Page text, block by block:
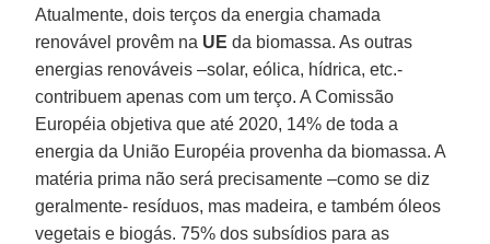
Atualmente, dois terços da energia chamada
renovável provêm na UEda biomassa. As outras
energias renováveis –solar, eólica, hídrica, etc.-
contribuem apenas com um terço. A Comissão
Européia objetiva que até 2020, 14% de toda a
energia da União Européia provenha da biomassa. A
matéria prima não será precisamente –como se diz
geralmente- resíduos, mas madeira, e também óleos
vegetais e biogás. 75% dos subsídios para as